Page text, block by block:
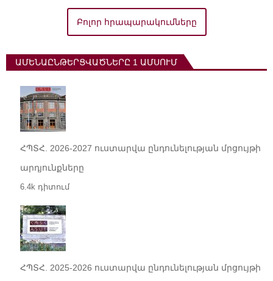
Բոլոր հրապարակումները
ԱՄԵՆԱԸՆԹԵՐՑՎԱԾՆԵՐԸ 1 ԱՄՍՈՒՄ
ՀՊՏՀ. 2026-2027 ուստարվա ընդունելության մրցույթի
արդյունքները
6.4k դիտում
ՀՊՏՀ. 2025-2026 ուստարվա ընդունելության մրցույթի